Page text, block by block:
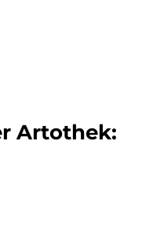
Artothek: